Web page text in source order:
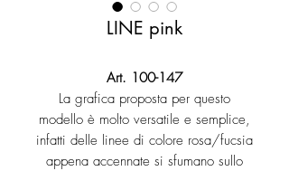
LINE pink
Art. 100-147
La grafica proposta per questo
modello è molto versatile e semplice,
infatti delle linee di colore rosa/fucsia
appena accennate si sfumano sullo